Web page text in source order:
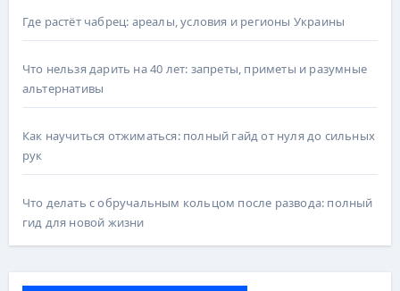
Где растёт чабрец: ареалы, условия и регионы Украины
Что нельзя дарить на 40 лет: запреты, приметы и разумные
альтернативы
Как научиться отжиматься: полный гайд от нуля до сильных
рук
Что делать с обручальным кольцом после развода: полный
гид для новой жизни